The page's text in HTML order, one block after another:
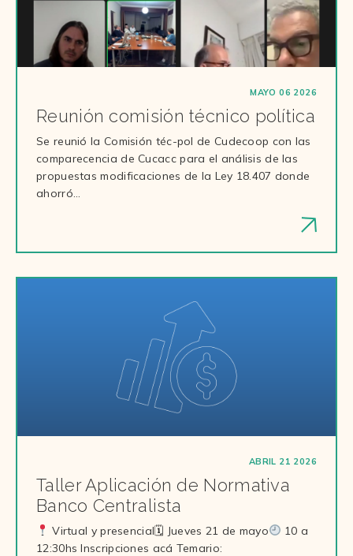
MAYO 06 2026
Reunión comisión técnico política
Se reunió la Comisión téc-pol de Cudecoop con las
comparecencia de Cucacc para el análisis de las
propuestas modificaciones de la Ley 18.407 donde
ahorró…
ABRIL 21 2026
Taller Aplicación de Normativa
Banco Centralista
Virtual y presencial🗓 Jueves 21 de mayo
10 a
12:30hs Inscripciones acá Temario: